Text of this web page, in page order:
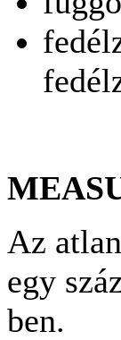
Az
egy
ben.